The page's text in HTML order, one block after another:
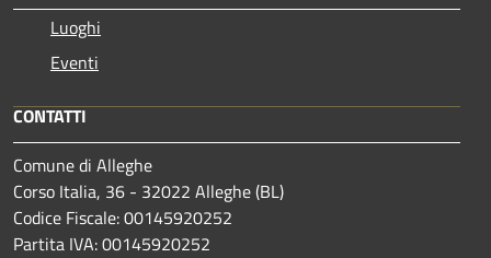
Luoghi
Eventi
CONTATTI
Comune di Alleghe
Corso Italia, 36 - 32022 Alleghe (BL)
Codice Fiscale: 00145920252
Partita IVA: 00145920252